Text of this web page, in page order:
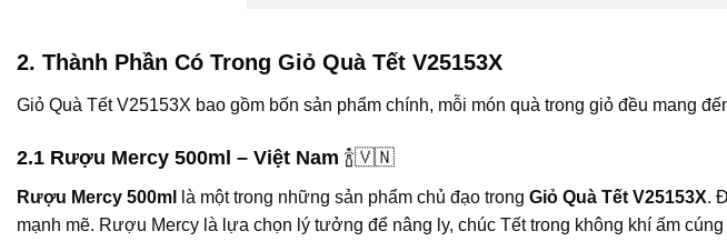
2. Thành Phần Có Trong Giỏ Quà Tết V25153X
Giỏ Quà Tết V25153X bao gồm bốn sản phẩm chính, mỗi món quà trong giỏ đều mang
2.1 Rượu Mercy 500ml – Việt Nam 🍾🇻🇳
Rượu Mercy 500ml là một trong những sản phẩm chủ đạo trong Giỏ Quà Tết V25153X.
mạnh mẽ. Rượu Mercy là lựa chọn lý tưởng để nâng ly, chúc Tết trong không khí ấm